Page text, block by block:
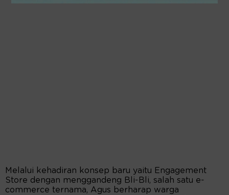
Melalui kehadiran konsep baru yaitu Engagement
Store dengan menggandeng Bli-Bli, salah satu e-
commerce ternama, Agus berharap warga